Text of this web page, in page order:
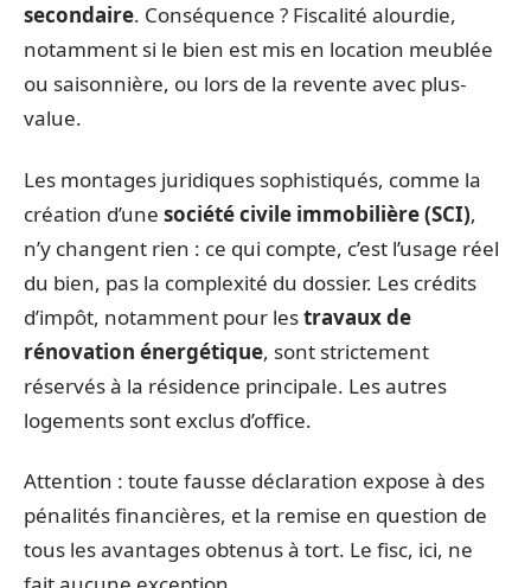
secondaire. Conséquence ? Fiscalité alourdie,
notamment si le bien est mis en location meublée
ou saisonnière, ou lors de la revente avec plus-
value.
Les montages juridiques sophistiqués, comme la
création d’une société civile immobilière (SCI),
n’y changent rien : ce qui compte, c’est l’usage réel
du bien, pas la complexité du dossier. Les crédits
d’impôt, notamment pour lestravaux de
rénovation énergétique, sont strictement
réservés à la résidence principale. Les autres
logements sont exclus d’office.
Attention : toute fausse déclaration expose à des
pénalités financières, et la remise en question de
tous les avantages obtenus à tort. Le fisc, ici, ne